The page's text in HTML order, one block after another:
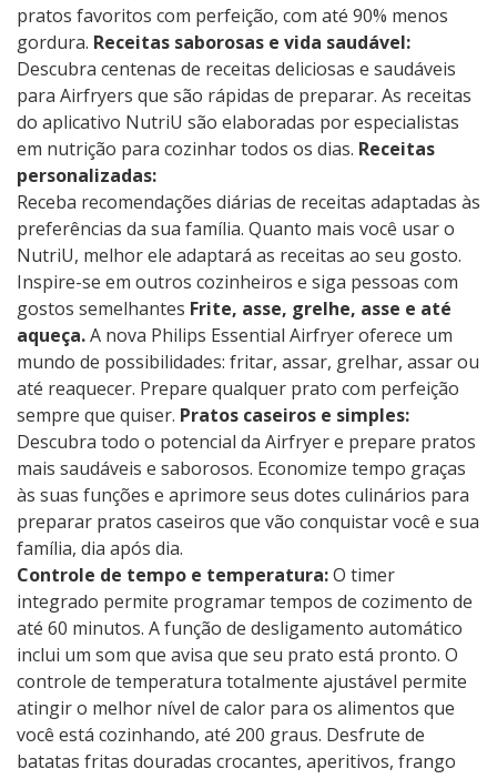
pratos favoritos com perfeição, com até 90% menos
gordura. Receitas saborosas e vida saudável:
Descubra centenas de receitas deliciosas e saudáveis ​​
para Airfryers que são rápidas de preparar. As receitas
do aplicativo NutriU são elaboradas por especialistas
em nutrição para cozinhar todos os dias. Receitas
personalizadas:
Receba recomendações diárias de receitas adaptadas às
preferências da sua família. Quanto mais você usar o
NutriU, melhor ele adaptará as receitas ao seu gosto.
Inspire-se em outros cozinheiros e siga pessoas com
gostos semelhantes Frite, asse, grelhe, asse e até
aqueça.A nova Philips Essential Airfryer oferece um
mundo de possibilidades: fritar, assar, grelhar, assar ou
até reaquecer. Prepare qualquer prato com perfeição
sempre que quiser. Pratos caseiros e simples:
Descubra todo o potencial da Airfryer e prepare pratos
mais saudáveis ​​e saborosos. Economize tempo graças
às suas funções e aprimore seus dotes culinários para
preparar pratos caseiros que vão conquistar você e sua
família, dia após dia.
Controle de tempo e temperatura:O timer
integrado permite programar tempos de cozimento de
até 60 minutos. A função de desligamento automático
inclui um som que avisa que seu prato está pronto. O
controle de temperatura totalmente ajustável permite
atingir o melhor nível de calor para os alimentos que
você está cozinhando, até 200 graus. Desfrute de
batatas fritas douradas crocantes, aperitivos, frango